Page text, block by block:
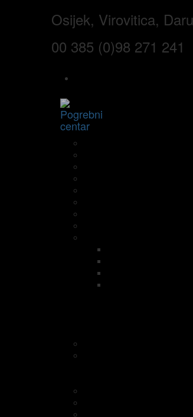
Osijek, Virovitica,
00 385 (0)98 271 241